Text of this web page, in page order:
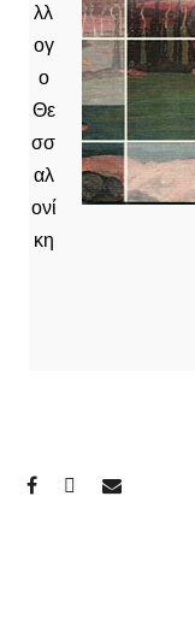
λλ
ογ
ο
Θε
σσ
αλ
ονί
κη